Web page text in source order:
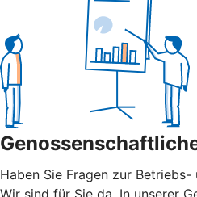
Haben Sie Fragen zur
Wir sind für Sie da. In unserer